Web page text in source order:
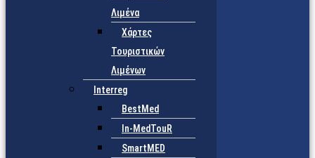
Λιμένα
Χάρτες
Τουριστικών
Λιμένων
Interreg
BestMed
In-MedTouR
SmartMED